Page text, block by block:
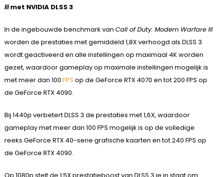
IIImet NVIDIA DLSS 3
In de ingebouwde benchmark van Call of Duty: Modern Warfare III
worden de prestaties met gemiddeld 1,8X verhoogd als DLSS 3
wordt geactiveerd en alle instellingen op maximaal 4K worden
gezet, waardoor gameplay op maximale instellingen mogelijk is
met meer dan 100 FPS op de GeForce RTX 4070 en tot 200 FPS op
de GeForce RTX 4090.
Bij 1440p verbetert DLSS 3 de prestaties met 1,6X, waardoor
gameplay met meer dan 100 FPS mogelijk is op de volledige
reeks GeForce RTX 40-serie grafische kaarten en tot 240 FPS op
de GeForce RTX 4090.